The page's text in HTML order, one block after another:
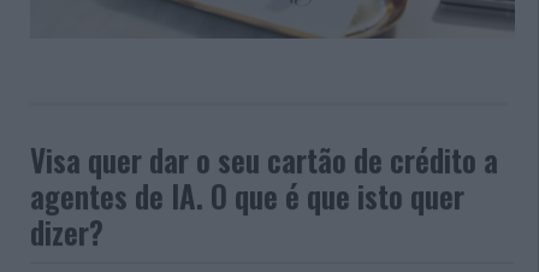
Visa quer dar o seu cartão de crédito a
agentes de IA. O que é que isto quer
dizer?